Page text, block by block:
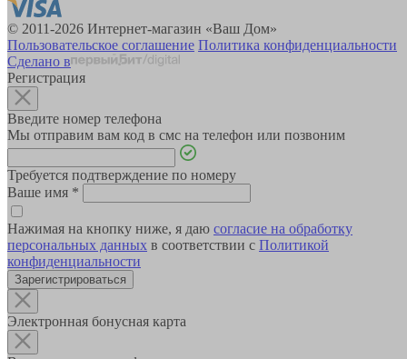
© 2011-2026 Интернет-магазин «Ваш Дом»
Пользовательское соглашение Политика конфиденциальности
Сделано в
Регистрация
Введите номер телефона
Мы отправим вам код в смс на телефон или позвоним
Требуется подтверждение по номеру
Ваше имя *
Нажимая на кнопку ниже, я даю согласие на обработку
персональных данных в соответствии с Политикой
конфиденциальности
Зарегистрироваться
Электронная бонусная карта